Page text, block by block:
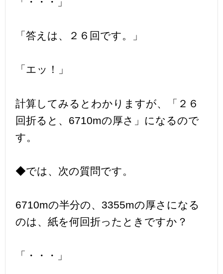
「答えは、２６回です。」
「エッ！」
計算してみるとわかりますが、「２６
回折ると、6710mの厚さ」になるので
す。
◆では、次の質問です。
6710mの半分の、3355mの厚さになる
のは、紙を何回折ったときですか？
「・・・」